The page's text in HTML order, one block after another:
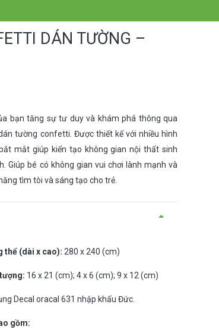
DÁN TƯỜNG –
bạn tăng sự tư duy và khám phá thông qua
tường confetti. Được thiết kế với nhiều hình
mắt giúp kiến tạo không gian nội thất sinh
Giúp bé có không gian vui chơi lành mạnh và
tìm tòi và sáng tạo cho trẻ.
thể (dài x cao): 280 x 240 (cm)
16 x 21 (cm); 4 x 6 (cm); 9 x 12 (cm)
Decal oracal 631 nhập khẩu Đức.
gồm: